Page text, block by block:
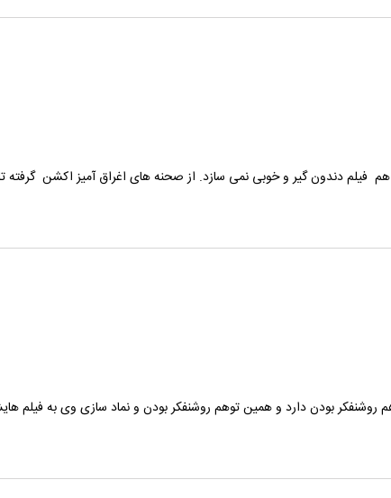
دندون گیر و خوبی نمی سازد. از صحنه های اغراق آمیز اکشن گرفته
بودن دارد و همین توهم روشنفکر بودن و نماد سازی وی به فیلم